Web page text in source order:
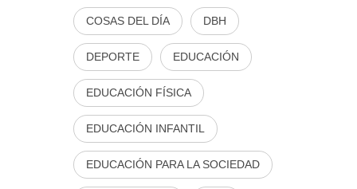
COSAS DEL DÍA DBH
DEPORTE EDUCACIÓN
EDUCACIÓN FÍSICA
EDUCACIÓN INFANTIL
EDUCACIÓN PARA LA SOCIEDAD